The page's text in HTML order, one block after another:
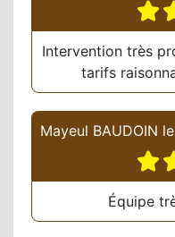
Intervention très
tarifs
Mayeul BAUDOIN le
Équipe